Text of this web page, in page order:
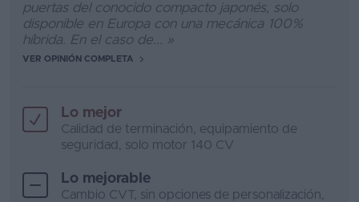
puertas del conocido compacto japonés, solo
disponible en Europa con una mecánica 100%
híbrida. En el caso de... »
VER OPINIÓN COMPLETA
Lo mejor
Calidad de terminación, equipamiento de
seguridad, solo motor 140 CV
Lo mejorable
Cambio CVT, sin opciones de personalización,